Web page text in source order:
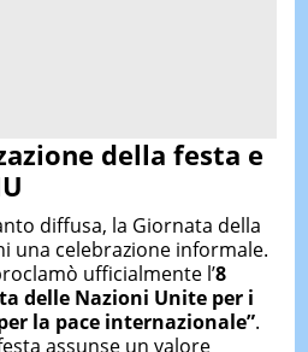
della festa e
diffusa, la Giornata della
una celebrazione informale.
ufficialmente l’8
delle Nazioni Unite per i
la pace internazionale”.
assunse un valore